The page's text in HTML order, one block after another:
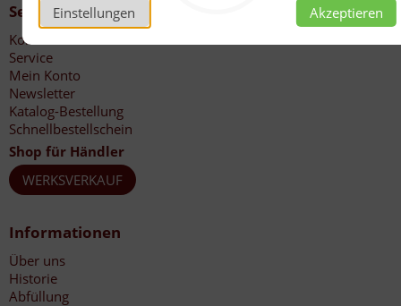
Einstellungen Akzeptieren
Service
Kontakt
Service
Mein Konto
Newsletter
Katalog-Bestellung
Schnellbestellschein
Shop für Händler
WERKSVERKAUF
Informationen
Über uns
Historie
Abfüllung